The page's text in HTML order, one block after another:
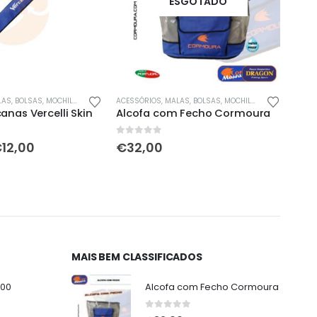
BOLSAS, MOCHILAS & SACOS ,PROMOÇÕES!!
Vercelli Skin
12,00
ACESSÓRIOS, MALAS, BOLSAS, MOCHILAS & SACOS
Alcofa com Fecho Cormoura
out of 5
€32,00
MAIS BEM CLASSIFICADOS
Alcofa com Fecho Cormoura